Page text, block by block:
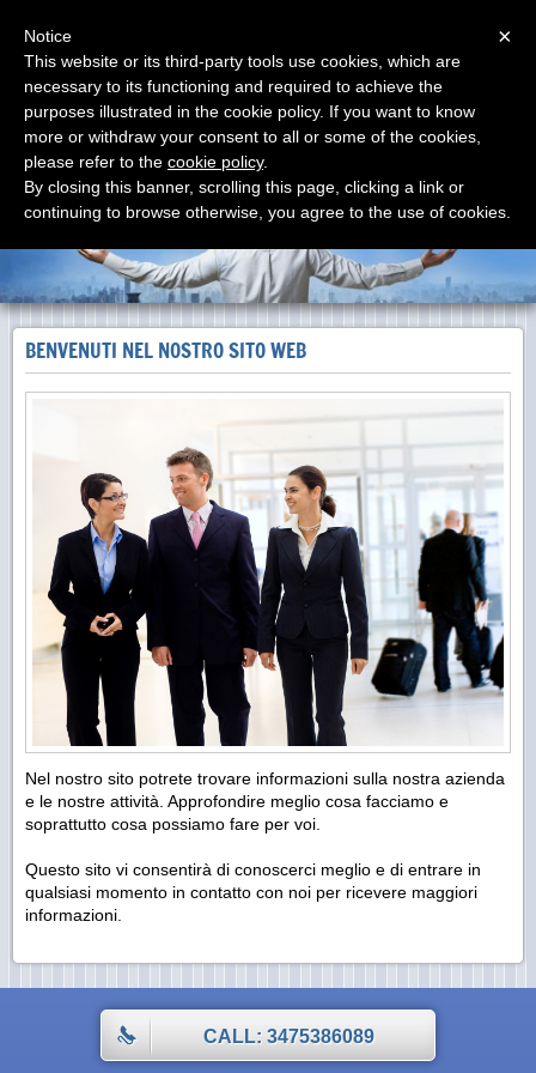
elettroimpianti di A. Sessa
installazione impianti elettrici ed elettronici
BENVENUTI NEL NOSTRO SITO WEB
Nel nostro sito potrete trovare informazioni sulla nostra azienda
e le nostre attività. Approfondire meglio cosa facciamo e
soprattutto cosa possiamo fare per voi.
Questo sito vi consentirà di conoscerci meglio e di entrare in
qualsiasi momento in contatto con noi per ricevere maggiori
informazioni.
CALL: 3475386089
×
Notice
This website or its third-party tools use cookies, which are
necessary to its functioning and required to achieve the
purposes illustrated in the cookie policy. If you want to know
more or withdraw your consent to all or some of the cookies,
please refer to the cookie policy.
By closing this banner, scrolling this page, clicking a link or
continuing to browse otherwise, you agree to the use of cookies.